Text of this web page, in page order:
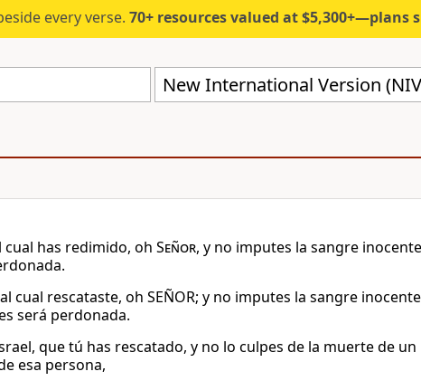
every verse. 70+ resources valued at $5,300+—plans start under $6/month.
New International Version
has redimido, oh Señor, y no imputes la sangre
cual rescataste, oh SEÑOR; y no imputes la sangre
será perdonada.
que tú has rescatado, y no lo culpes de la muerte de un
esa persona,